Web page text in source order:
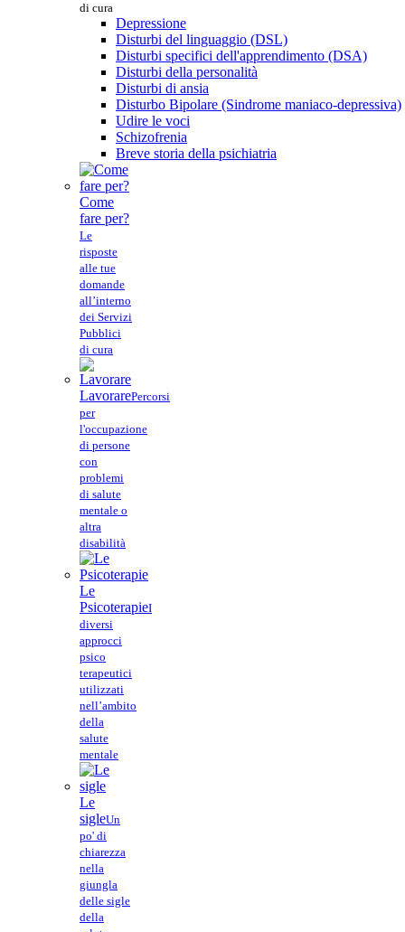
di cura
Depressione
Disturbi del linguaggio (DSL)
Disturbi specifici dell'apprendimento (DSA)
Disturbi della personalità
Disturbi di ansia
Disturbo Bipolare (Sindrome maniaco-depressiva)
Udire le voci
Schizofrenia
Breve storia della psichiatria
Come
fare per?
Le
risposte
alle tue
domande
all’interno
dei Servizi
Pubblici
di cura
LavorarePercorsi
per
l'occupazione
di persone
con
problemi
di salute
mentale o
altra
disabilità
Le
PsicoterapieI
diversi
approcci
psico
terapeutici
utilizzati
nell’ambito
della
salute
mentale
Le
sigleUn
po' di
chiarezza
nella
giungla
delle sigle
della